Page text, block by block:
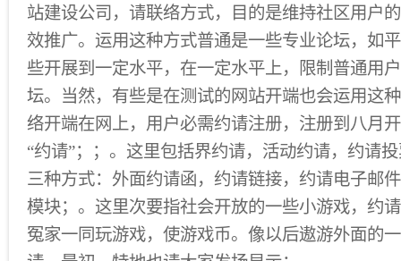
站建设公司，请联络方式，目的是维持社区用户
效推广。运用这种方式普通是一些专业论坛，如
些开展到一定水平，在一定水平上，限制普通用
坛。当然，有些是在测试的网站开端也会运用这
络开端在网上，用户必需约请注册，注册到八月
“约请”；；。这里包括界约请，活动约请，约请
三种方式：外面约请函，约请链接，约请电子邮
模块；。这里次要指社会开放的一些小游戏，约
冤家一同玩游戏，使游戏币。像以后遨游外面的